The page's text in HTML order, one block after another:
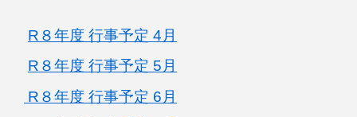
R８年度 行事予定 4月
R８年度 行事予定 5月
R８年度 行事予定 6 月